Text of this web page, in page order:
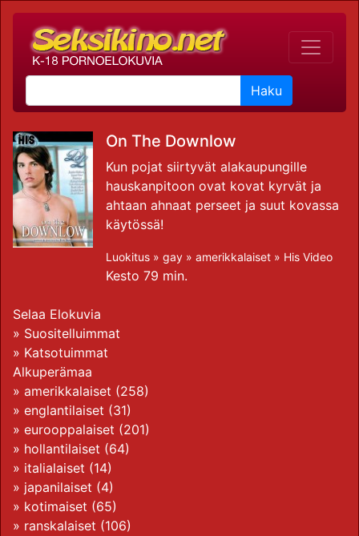
Haku
On The Downlow
Kun pojat siirtyvät alakaupungille
hauskanpitoon ovat kovat kyrvät ja
ahtaan ahnaat perseet ja suut kovassa
käytössä!
Luokitus » gay » amerikkalaiset » His Video
Kesto 79 min.
Selaa Elokuvia
» Suositelluimmat
» Katsotuimmat
Alkuperämaa
» amerikkalaiset (258)
» englantilaiset (31)
» eurooppalaiset (201)
» hollantilaiset (64)
» italialaiset (14)
» japanilaiset (4)
» kotimaiset (65)
» ranskalaiset (106)